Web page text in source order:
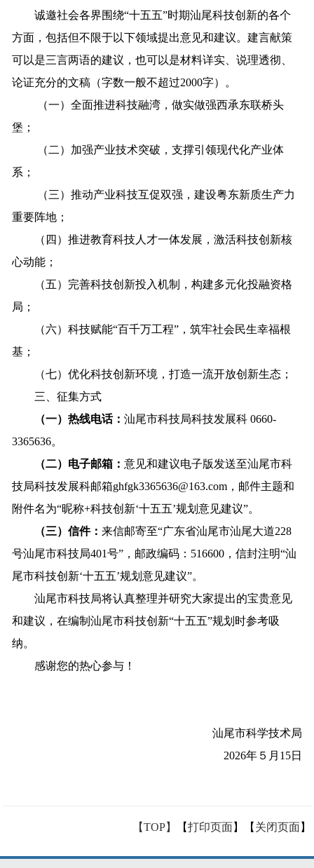
诚邀社会各界围绕“十五五”时期汕尾科技创新的各个
方面，包括但不限于以下领域提出意见和建议。建言献策
可以是三言两语的建议，也可以是材料详实、说理透彻、
论证充分的文稿（字数一般不超过2000字）。
（一）全面推进科技融湾，做实做强西承东联桥头
堡；
（二）加强产业技术突破，支撑引领现代化产业体
系；
（三）推动产业科技互促双强，建设粤东新质生产力
重要阵地；
（四）推进教育科技人才一体发展，激活科技创新核
心动能；
（五）完善科技创新投入机制，构建多元化投融资格
局；
（六）科技赋能“百千万工程”，筑牢社会民生幸福根
基；
（七）优化科技创新环境，打造一流开放创新生态；
三、征集方式
（一）热线电话：汕尾市科技局科技发展科 0660-
3365636。
（二）电子邮箱：意见和建议电子版发送至汕尾市科
技局科技发展科邮箱ghfgk3365636@163.com，邮件主题和
附件名为“昵称+科技创新‘十五五’规划意见建议”。
（三）信件：来信邮寄至“广东省汕尾市汕尾大道228
号汕尾市科技局401号”，邮政编码：516600，信封注明“汕
尾市科技创新‘十五五’规划意见建议”。
汕尾市科技局将认真整理并研究大家提出的宝贵意见
和建议，在编制汕尾市科技创新“十五五”规划时参考吸
纳。
感谢您的热心参与！
汕尾市科学技术局
2026年５月15日
【TOP】 【打印页面】【 关闭页面】